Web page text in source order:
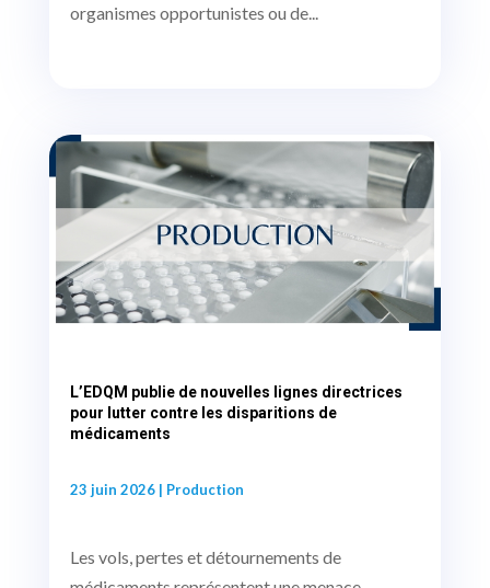
organismes opportunistes ou de...
L’EDQM publie de nouvelles lignes directrices
pour lutter contre les disparitions de
médicaments
23 juin 2026| Production
Les vols, pertes et détournements de